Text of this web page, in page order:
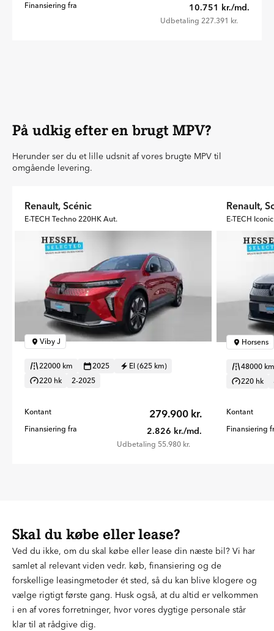
Finansiering fra 10.751 kr./md.
Udbetaling 227.391 kr.
På udkig efter en brugt MPV?
Herunder ser du et lille udsnit af vores brugte MPV til
omgående levering.
Renault, Scénic
E-TECH Techno 220HK Aut.
Viby J
22000 km 2025
El (625 km)
220 hk
2-2025
Kontant 279.900 kr.
Finansiering fra 2.826 kr./md.
Udbetaling 55.980 kr.
Renault,
E-TECH
Horsens
48000 km
220 hk
Kontant
Finansiering
Skal du købe eller lease?
Ved du ikke, om du skal købe eller lease din næste bil? Vi har
samlet al relevant viden vedr. køb, finansiering og de
forskellige leasingmetoder ét sted, så du kan blive klogere og
vælge rigtigt første gang. Husk også, at du altid er velkommen
i en af vores forretninger, hvor vores dygtige personale står
klar til at rådgive dig.